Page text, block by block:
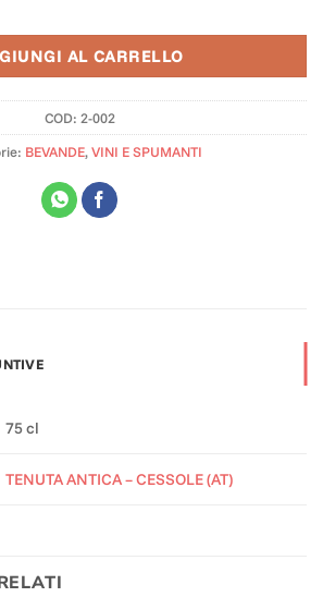
AL CARRELLO
COD: 2-002
BEVANDE,VINI E SPUMANTI
75 cl
TENUTA ANTICA – CESSOLE (AT)